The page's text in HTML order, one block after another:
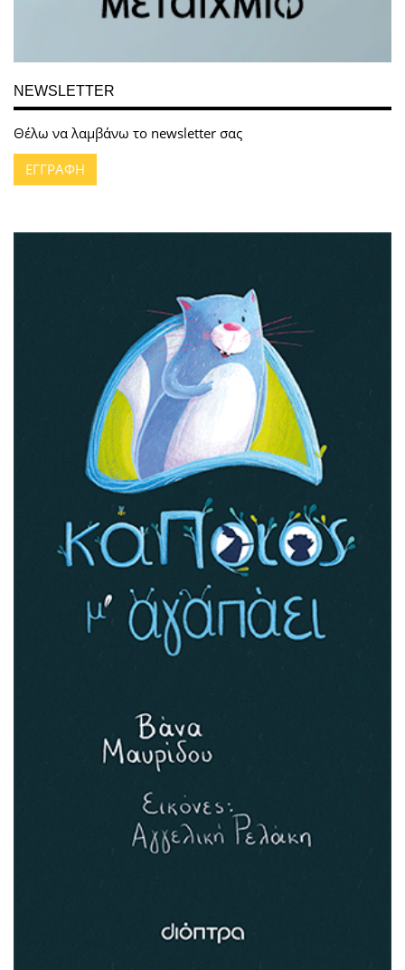
NEWSLETTER
Θέλω να λαμβάνω το newsletter σας
ΕΓΓΡΑΦΗ